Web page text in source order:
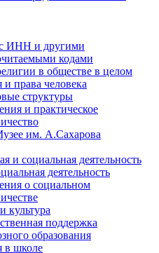
ИНН и другими
кодами
в обществе в целом
и права человека
структуры
и практическое
им. А.Сахарова
и социальная деятельность
деятельность
о социальном
культура
поддержка
образования
в школе